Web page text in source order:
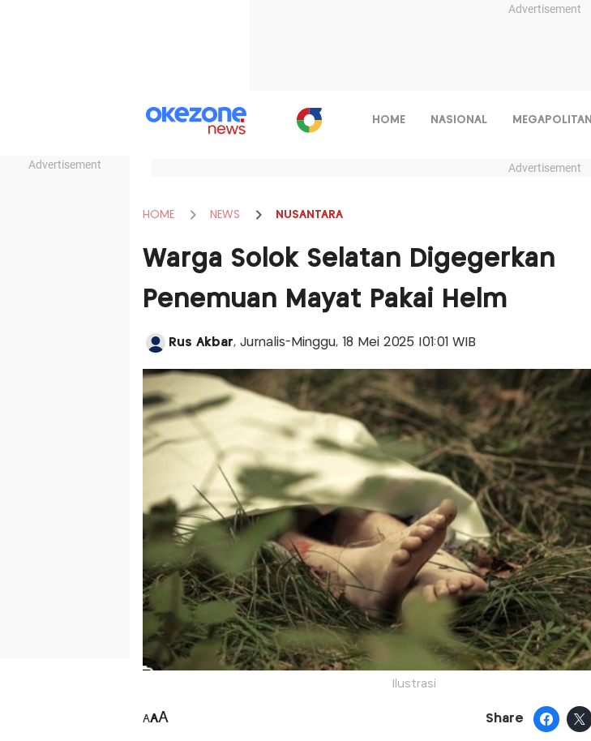
Advertisement
Advertisement
HOME NASIONAL MEGAPOLITAN
Advertisement
HOME NEWS NUSANTARA
Warga Solok Selatan Digegerkan
Penemuan Mayat Pakai Helm
Rus Akbar, Jurnalis-Minggu, 18 Mei 2025 |01:01 WIB
Ilustrasi
AAA Share